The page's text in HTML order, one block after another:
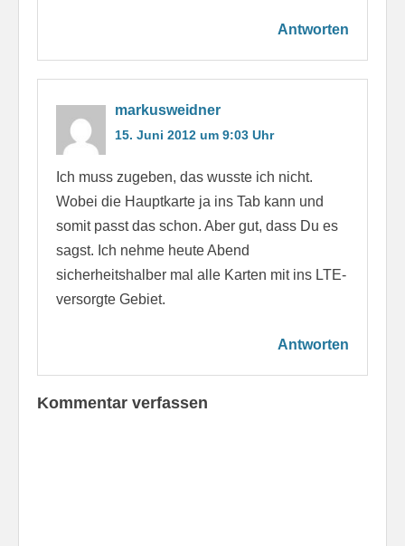
Antworten
markusweidner
15. Juni 2012 um 9:03 Uhr
Ich muss zugeben, das wusste ich nicht.
Wobei die Hauptkarte ja ins Tab kann und
somit passt das schon. Aber gut, dass Du es
sagst. Ich nehme heute Abend
sicherheitshalber mal alle Karten mit ins LTE-
versorgte Gebiet.
Antworten
Kommentar verfassen